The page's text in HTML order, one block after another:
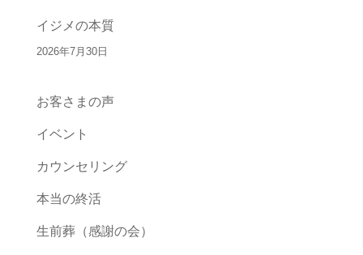
イジメの本質
2026年7月30日
お客さまの声
イベント
カウンセリング
本当の終活
生前葬（感謝の会）